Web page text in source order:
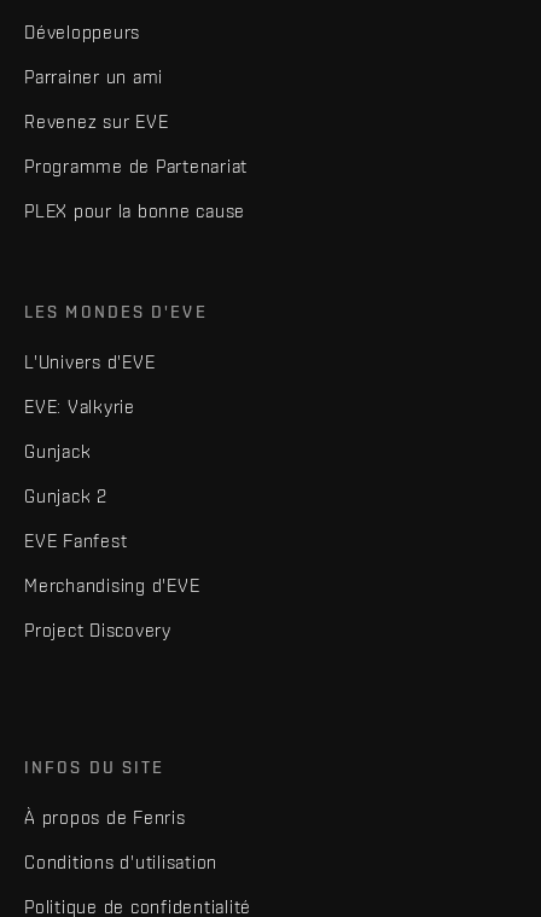
Développeurs
Parrainer un ami
Revenez sur EVE
Programme de Partenariat
PLEX pour la bonne cause
LES MONDES D'EVE
L'Univers d'EVE
EVE: Valkyrie
Gunjack
Gunjack 2
EVE Fanfest
Merchandising d'EVE
Project Discovery
INFOS DU SITE
À propos de Fenris
Conditions d'utilisation
Politique de confidentialité